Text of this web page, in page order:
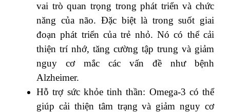
vai trò quan trọng trong phát triển và chức
năng của não. Đặc biệt là trong suốt giai
đoạn phát triển của trẻ nhỏ. Nó có thể cải
thiện trí nhớ, tăng cường tập trung và giảm
nguy cơ mắc các vấn đề như bệnh
Alzheimer.
Hỗ trợ sức khỏe tinh thần: Omega-3 có thể
giúp cải thiện tâm trạng và giảm nguy cơ